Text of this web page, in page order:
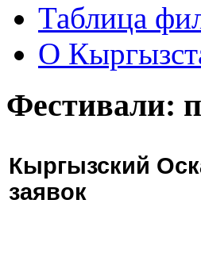
Таблица
О
Фестивали:
Кыргызский
заявок